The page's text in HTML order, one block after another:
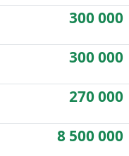
300 000
300 000
270 000
8 500 000